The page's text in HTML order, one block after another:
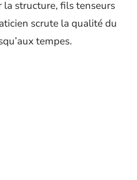
la structure, fils tenseurs
scrute la qualité du
tempes.